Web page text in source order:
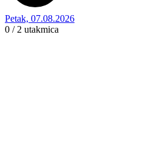
Petak, 07.08.2026
0 / 2 utakmica